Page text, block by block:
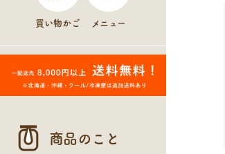
買い物かご メニュー
商品のこと